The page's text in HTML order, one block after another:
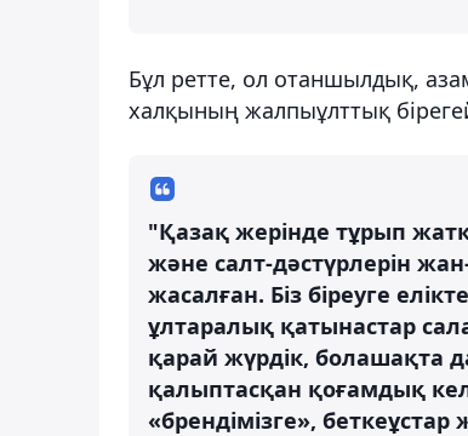
Бұл ретте, ол отаншылдық,
халқының жалпыұлттық
"Қазақ жерінде тұрып
және салт-дәстүрлерін
жасалған. Біз біреуге
ұлтаралық қатынастар
қарай жүрдік, болашақта
қалыптасқан қоғамдық
«брендімізге», беткеұстар